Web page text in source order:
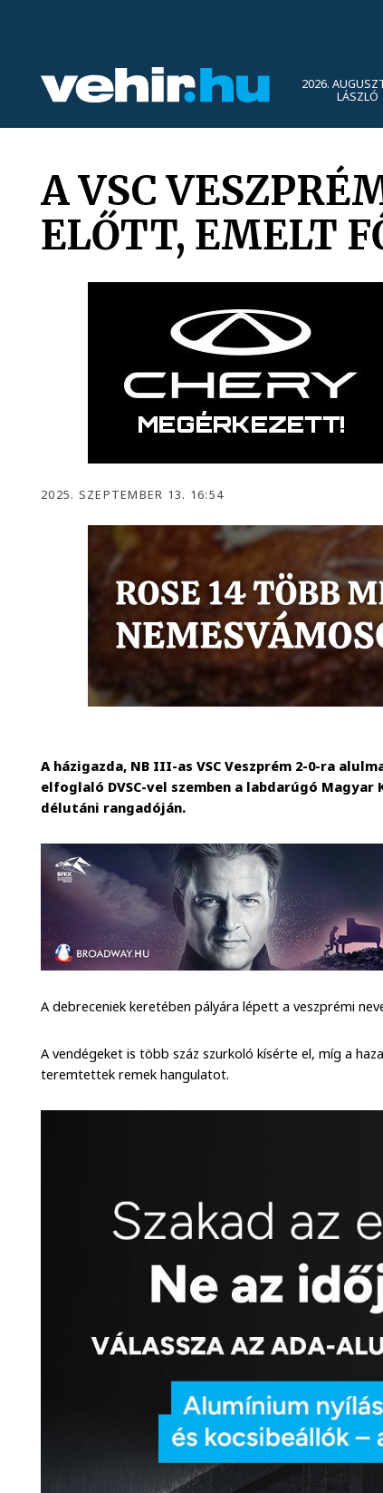
2026.
LÁSZLÓ
A VSC
ELŐTT, EMELT
2025. SZEPTEMBER 13. 16:54
A házigazda, NB III-as VSC Veszprém 2-0-ra
elfoglaló DVSC-vel szemben a labdarúgó
délutáni rangadóján.
A debreceniek keretében pályára lépett a veszprémi
A vendégeket is több száz szurkoló kísérte el, míg a
teremtettek remek hangulatot.